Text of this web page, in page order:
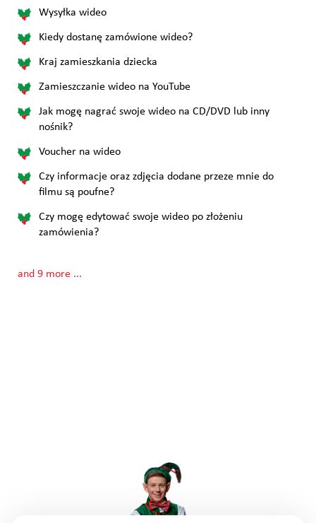
Wysyłka wideo
Kiedy dostanę zamówione wideo?
Kraj zamieszkania dziecka
Zamieszczanie wideo na YouTube
Jak mogę nagrać swoje wideo na CD/DVD lub inny
nośnik?
Voucher na wideo
Czy informacje oraz zdjęcia dodane przeze mnie do
filmu są poufne?
Czy mogę edytować swoje wideo po złożeniu
zamówienia?
and 9 more ...